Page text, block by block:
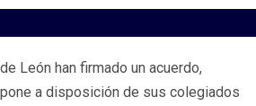
León han firmado un acuerdo,
a disposición de sus colegiados